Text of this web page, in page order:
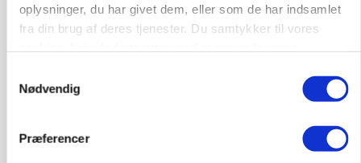
oplysninger, du har givet dem, eller som de har indsamlet
fra din brug af deres tjenester. Du samtykker til vores
Nødvendig
Præferencer
6392, Bolderslev 03. aug.
Leder til klimastald